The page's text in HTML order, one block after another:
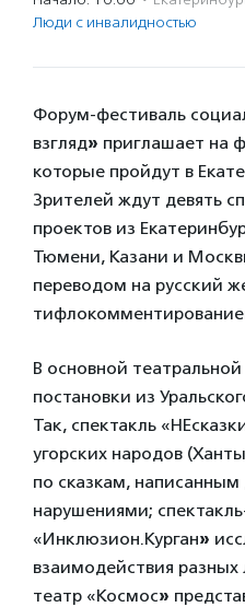
Люди с инвалидностью
Форум-фестиваль
взгляд» приглашает на
которые пройдут в
Зрителей ждут девять
проектов из
Тюмени, Казани и
переводом на русский
В основной
постановки из
Так, спектакль
угорских народов
по сказкам,
нарушениями;
«Инклюзион.Курган»
взаимодействия
театр «Космос»